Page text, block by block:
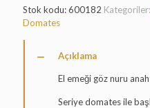
Stok kodu:600182 Kategoriler:
Domates
Açıklama
El emeği göz nuru
Seriye domates ile